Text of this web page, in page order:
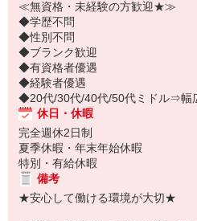
≪無資格・未経験の方歓迎★≫
◆学歴不問
◆性別不問
◆ブランク歓迎
◆有資格者優遇
◆経験者優遇
◆20代/30代/40代/50代ミドル⇒幅
休日・休暇
完全週休2日制
夏季休暇・年末年始休暇
特別・有給休暇
備考
★安心して働ける環境が大切★